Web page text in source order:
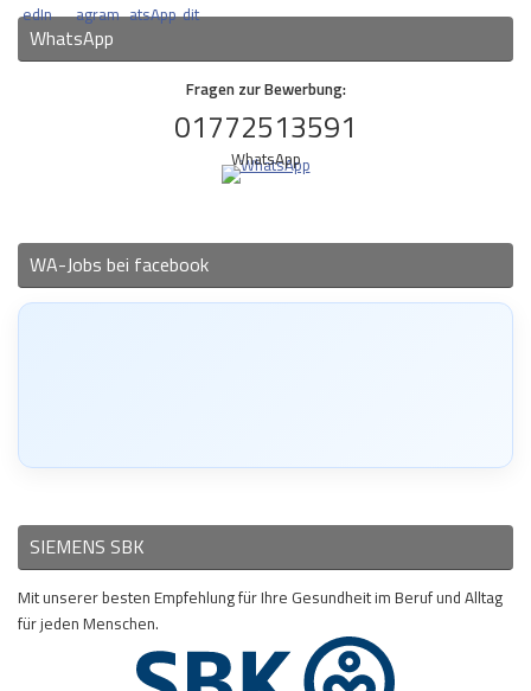
WhatsApp
Fragen zur Bewerbung:
01772513591
WhatsApp
WA-Jobs bei facebook
SIEMENS SBK
Mit unserer besten Empfehlung für Ihre Gesundheit im Beruf und Alltag
für jeden Menschen.